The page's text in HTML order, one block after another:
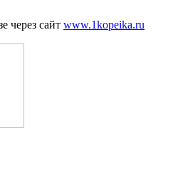
через сайт www.1kopeika.ru